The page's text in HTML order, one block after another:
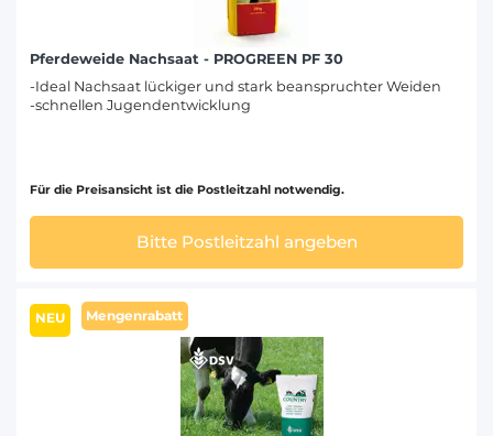
Pferdeweide Nachsaat - PROGREEN PF 30
-Ideal Nachsaat lückiger und stark beanspruchter Weiden
-schnellen Jugendentwicklung
Für die Preisansicht ist die Postleitzahl notwendig.
Bitte Postleitzahl angeben
NEU Mengenrabatt